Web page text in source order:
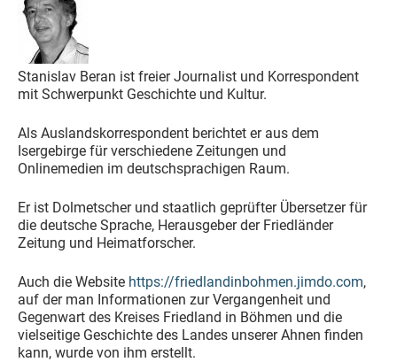
Stanislav Beran ist freier Journalist und Korrespondent
mit Schwerpunkt Geschichte und Kultur.
Als Auslandskorrespondent berichtet er aus dem
Isergebirge für verschiedene Zeitungen und
Onlinemedien im deutschsprachigen Raum.
Er ist Dolmetscher und staatlich geprüfter Übersetzer für
die deutsche Sprache, Herausgeber der Friedländer
Zeitung und Heimatforscher.
Auch die Website https://friedlandinbohmen.jimdo.com,
auf der man Informationen zur Vergangenheit und
Gegenwart des Kreises Friedland in Böhmen und die
vielseitige Geschichte des Landes unserer Ahnen finden
kann, wurde von ihm erstellt.